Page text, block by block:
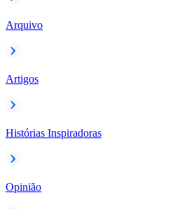
Arquivo
Artigos
Histórias Inspiradoras
Opinião